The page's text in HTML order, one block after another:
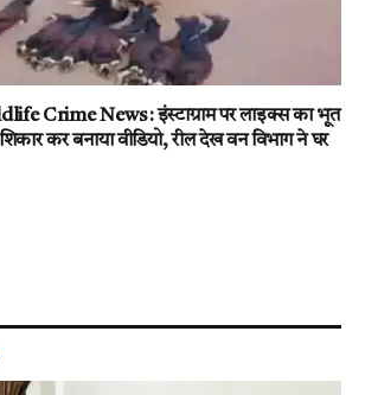
Crime News : इंस्टाग्राम पर लाइक्स का भूत
कर बनाया वीडियो, रील देख वन विभाग ने घर